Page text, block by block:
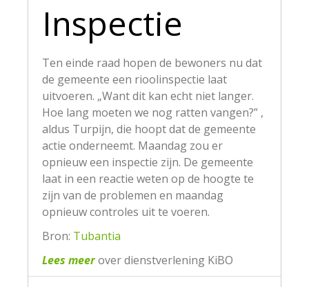
Inspectie
Ten einde raad hopen de bewoners nu dat
de gemeente een rioolinspectie laat
uitvoeren. „Want dit kan echt niet langer.
Hoe lang moeten we nog ratten vangen?” ,
aldus Turpijn, die hoopt dat de gemeente
actie onderneemt. Maandag zou er
opnieuw een inspectie zijn. De gemeente
laat in een reactie weten op de hoogte te
zijn van de problemen en maandag
opnieuw controles uit te voeren.
Bron: Tubantia
Lees meerover dienstverlening KiBO